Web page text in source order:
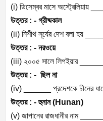
(i) ডিসেম্বর মাসে অস্ট্রেলিয়ায়
উত্তর : - গ্রীষ্মকাল
(ii) নিশীথ সূর্যের দেশ বলা হয়
উত্তর : - নরওয়ে
(iii) ২০০৫ সালে লিপইয়ার
উত্তর : - ছিল না
(iv) ______ প্রদেশকে চীনের
উত্তর : -হুনান (Hunan)
(v) জাপানের রাজধানীর নাম